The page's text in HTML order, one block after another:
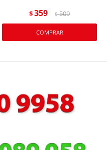
$359 $ 509